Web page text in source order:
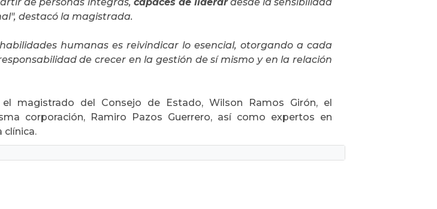
destacó la magistrada.
humanas es reivindicar lo esencial, otorgando a cada
de crecer en la gestión de sí mismo y en la relación
magistrado del Consejo de Estado, Wilson Ramos Girón, el
corporación, Ramiro Pazos Guerrero, así como expertos en
clínica.